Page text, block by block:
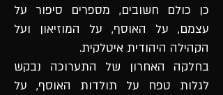
כן כולם חשובים, מספרים סיפור על
עצמם, על האוסף, על המוזיאון ועל
הקהילה היהודית איטלקית.
בחלקה האחרון של התערוכה נבקש
לגלות טפח על תולדות האוסף, על